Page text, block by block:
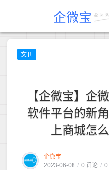
企微宝
文刊
【企微宝】企
软件平台的新
上商城怎
企微宝
2023-06-08 / 0 评论 / 0